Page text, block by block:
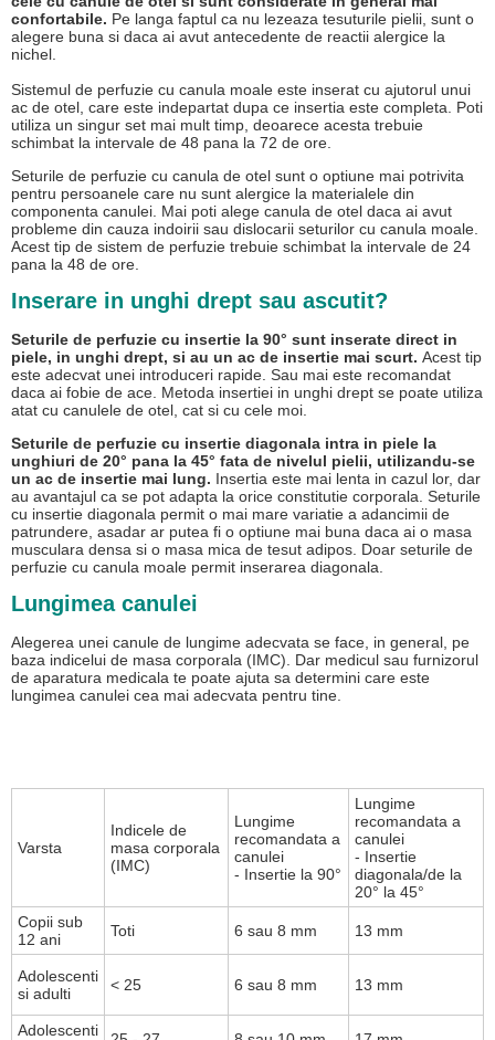
confortabile. Pe langa faptul ca nu lezeaza tesuturile pielii, sunt o
alegere buna si daca ai avut antecedente de reactii alergice la
nichel.
Sistemul de perfuzie cu canula moale este inserat cu ajutorul unui
ac de otel, care este indepartat dupa ce insertia este completa. Poti
utiliza un singur set mai mult timp, deoarece acesta trebuie
schimbat la intervale de 48 pana la 72 de ore.
Seturile de perfuzie cu canula de otel sunt o optiune mai potrivita
pentru persoanele care nu sunt alergice la materialele din
componenta canulei. Mai poti alege canula de otel daca ai avut
probleme din cauza indoirii sau dislocarii seturilor cu canula moale.
Acest tip de sistem de perfuzie trebuie schimbat la intervale de 24
pana la 48 de ore.
Inserare in unghi drept sau ascutit?
Seturile de perfuzie cu insertie la 90° sunt inserate direct in
piele, in unghi drept, si au un ac de insertie mai scurt. Acest tip
este adecvat unei introduceri rapide. Sau mai este recomandat
daca ai fobie de ace. Metoda insertiei in unghi drept se poate utiliza
atat cu canulele de otel, cat si cu cele moi.
Seturile de perfuzie cu insertie diagonala intra in piele la
unghiuri de 20° pana la 45° fata de nivelul pielii, utilizandu-se
un ac de insertie mai lung. Insertia este mai lenta in cazul lor, dar
au avantajul ca se pot adapta la orice constitutie corporala. Seturile
cu insertie diagonala permit o mai mare variatie a adancimii de
patrundere, asadar ar putea fi o optiune mai buna daca ai o masa
musculara densa si o masa mica de tesut adipos. Doar seturile de
perfuzie cu canula moale permit inserarea diagonala.
Lungimea canulei
Alegerea unei canule de lungime adecvata se face, in general, pe
baza indicelui de masa corporala (IMC). Dar medicul sau furnizorul
de aparatura medicala te poate ajuta sa determini care este
lungimea canulei cea mai adecvata pentru tine.
Varsta
Indicele de
masa corporala
(IMC)
Lungime
recomandata a
canulei
- Insertie la 90°
Lungime
recomandata a
canulei
- Insertie
diagonala/de la
20° la 45°
Copii sub
12 ani
Toti 6 sau 8 mm 13 mm
Adolescenti
si adulti
< 25 6 sau 8 mm 13 mm
Adolescenti